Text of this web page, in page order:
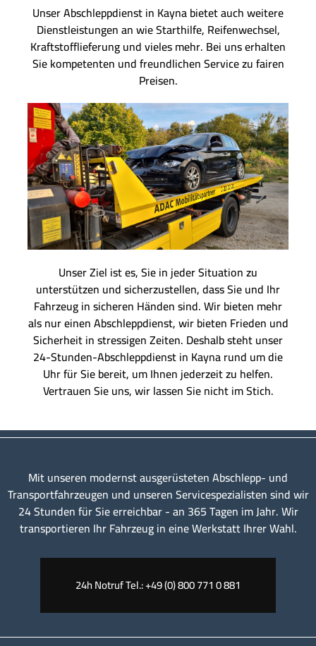
Unser Abschleppdienst in Kayna bietet auch weitere
Dienstleistungen an wie Starthilfe, Reifenwechsel,
Kraftstofflieferung und vieles mehr. Bei uns erhalten
Sie kompetenten und freundlichen Service zu fairen
Preisen.
Unser Ziel ist es, Sie in jeder Situation zu
unterstützen und sicherzustellen, dass Sie und Ihr
Fahrzeug in sicheren Händen sind. Wir bieten mehr
als nur einen Abschleppdienst, wir bieten Frieden und
Sicherheit in stressigen Zeiten. Deshalb steht unser
24-Stunden-Abschleppdienst in Kayna rund um die
Uhr für Sie bereit, um Ihnen jederzeit zu helfen.
Vertrauen Sie uns, wir lassen Sie nicht im Stich.
Mit unseren modernst ausgerüsteten Abschlepp- und
Transportfahrzeugen und unseren Servicespezialisten sind wir
24 Stunden für Sie erreichbar - an 365 Tagen im Jahr. Wir
transportieren Ihr Fahrzeug in eine Werkstatt Ihrer Wahl.
24h Notruf Tel.: +49 (0) 800 771 0 881